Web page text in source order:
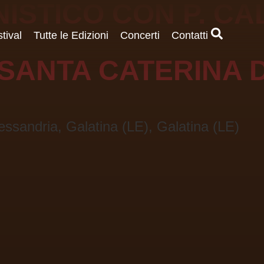
Tutte le Edizioni Concerti Contatti
CON P.
CATERINA
Galatina (LE), Galatina (LE)